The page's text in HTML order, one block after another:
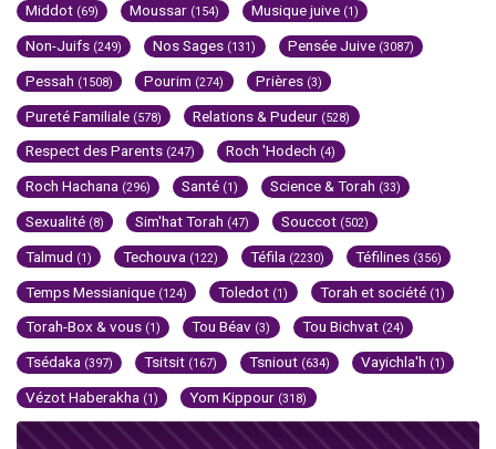
Middot (69) Moussar (154) Musique juive (1)
Non-Juifs (249) Nos Sages (131) Pensée Juive (3087)
Pessah (1508) Pourim (274) Prières (3)
Pureté Familiale (578) Relations & Pudeur (528)
Respect des Parents (247) Roch 'Hodech (4)
Roch Hachana (296) Santé (1) Science & Torah (33)
Sexualité (8) Sim'hat Torah (47) Souccot (502)
Talmud (1) Techouva (122) Téfila (2230) Téfilines (356)
Temps Messianique (124) Toledot (1) Torah et société (1)
Torah-Box & vous (1) Tou Béav (3) Tou Bichvat (24)
Tsédaka (397) Tsitsit (167) Tsniout (634) Vayichla'h (1)
Vézot Haberakha (1) Yom Kippour (318)